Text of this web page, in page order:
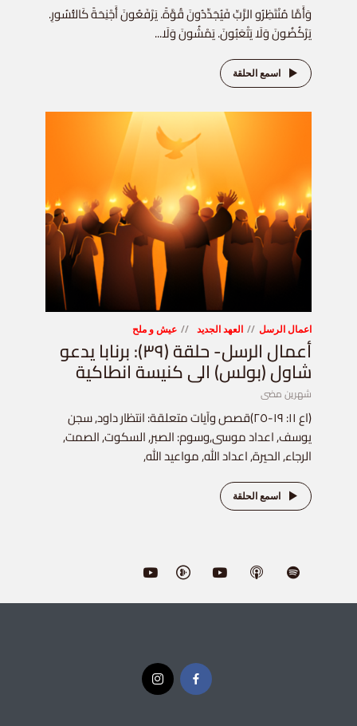
وَأَمَّا مُنْتَظِرُو الرَّبِّ فَيُجَدِّدُونَ قُوَّةً. يَرْفَعُونَ أَجْنِحَةً كَالنُّسُورِ.
يَرْكُضُونَ وَلَا يَتْعَبُونَ. يَمْشُونَ وَلَا...
اسمع الحلقة
اعمال الرسل العهد الجديد عيش و ملح
أعمال الرسل- حلقة (٣٩): برنابا يدعو
شاول (بولس) الى كنيسة انطاكية
شهرين مضى
(اع ١١: ١٩-٢٥)قصص وآيات متعلقة: انتظار داود, سجن
يوسف, اعداد موسى,وسوم: الصبر, السكوت, الصمت,
الرجاء, الحيرة, اعداد الله, مواعيد الله,
اسمع الحلقة